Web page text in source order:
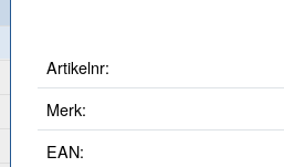
Artikelnr:
Merk:
EAN: